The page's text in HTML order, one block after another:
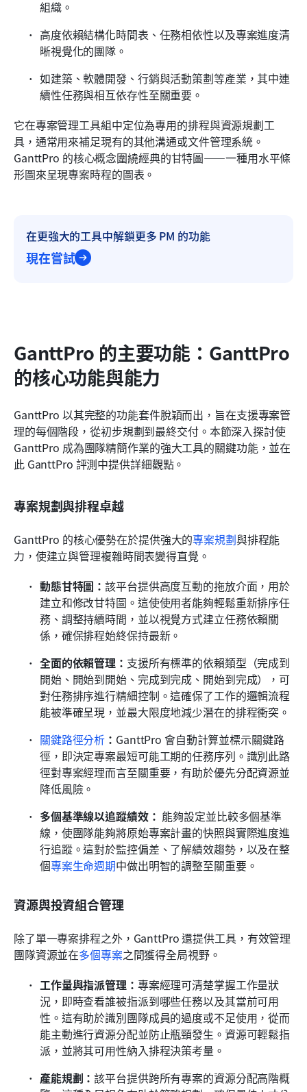
組織。
高度依賴結構化時間表、任務相依性以及專案進度清
晰視覺化的團隊。
如建築、軟體開發、行銷與活動策劃等產業，其中連
續性任務與相互依存性至關重要。
它在專案管理工具組中定位為專用的排程與資源規劃工
具，通常用來補足現有的其他溝通或文件管理系統。
GanttPro 的核心概念圍繞經典的甘特圖——一種用水平條
形圖來呈現專案時程的圖表。
在更強大的工具中解鎖更多 PM 的功能
現在嘗試
GanttPro 的主要功能：GanttPro
的核心功能與能力
GanttPro 以其完整的功能套件脫穎而出，旨在支援專案管
理的每個階段，從初步規劃到最終交付。本節深入探討使
GanttPro 成為團隊精簡作業的強大工具的關鍵功能，並在
此 GanttPro 評測中提供詳細觀點。
專案規劃與排程卓越
GanttPro 的核心優勢在於提供強大的專案規劃與排程能
力，使建立與管理複雜時間表變得直覺。
動態甘特圖：該平台提供高度互動的拖放介面，用於
建立和修改甘特圖。這使使用者能夠輕鬆重新排序任
務、調整持續時間，並以視覺方式建立任務依賴關
係，確保排程始終保持最新。
全面的依賴管理： 支援所有標準的依賴類型（完成到
開始、開始到開始、完成到完成、開始到完成），可
對任務排序進行精細控制。這確保了工作的邏輯流程
能被準確呈現，並最大限度地減少潛在的排程衝突。
關鍵路徑分析 ： GanttPro 會自動計算並標示關鍵路
徑，即決定專案最短可能工期的任務序列。識別此路
徑對專案經理而言至關重要，有助於優先分配資源並
降低風險。
多個基準線以追蹤績效： 能夠設定並比較多個基準
線，使團隊能夠將原始專案計畫的快照與實際進度進
行追蹤。這對於監控偏差、了解績效趨勢，以及在整
個專案生命週期中做出明智的調整至關重要。
資源與投資組合管理
除了單一專案排程之外，GanttPro 還提供工具，有效管理
團隊資源並在多個專案之間獲得全局視野。
工作量與指派管理： 專案經理可清楚掌握工作量狀
況，即時查看誰被指派到哪些任務以及其當前可用
性。這有助於識別團隊成員的過度或不足使用，從而
能主動進行資源分配並防止瓶頸發生。資源可輕鬆指
派，並將其可用性納入排程決策考量。
產能規劃：該平台提供跨所有專案的資源分配高階概